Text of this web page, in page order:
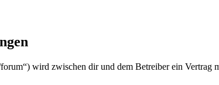
wird zwischen dir und dem Betreiber ein Vertrag